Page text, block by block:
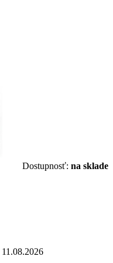
Dostupnosť: na sklade
11.08.2026